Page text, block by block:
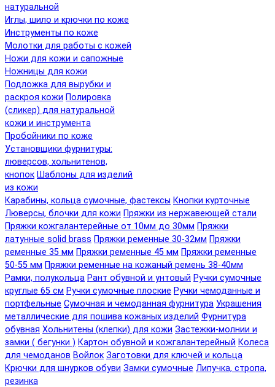
натуральной
Иглы, шило и крючки по коже
Инструменты по коже
Молотки для работы с кожей
Ножи для кожи и сапожные
Ножницы для кожи
Подложка для вырубки и
раскроя кожи Полировка
(сликер) для натуральной
кожи и инструмента
Пробойники по коже
Установщики фурнитуры:
люверсов, хольнитенов,
кнопок Шаблоны для изделий
из кожи
Карабины, кольца сумочные, фастексы Кнопки курточные
Люверсы, блочки для кожи Пряжки из нержавеющей стали
Пряжки кожгалантерейные от 10мм до 30мм Пряжки
латунные solid brass Пряжки ременные 30-32мм Пряжки
ременные 35 мм Пряжки ременные 45 мм Пряжки ременные
50-55 мм Пряжки ременные на кожаный ремень 38-40мм
Рамки, полукольца Рант обувной и унтовый Ручки сумочные
круглые 65 см Ручки сумочные плоские Ручки чемоданные и
портфельные Сумочная и чемоданная фурнитура Украшения
металлические для пошива кожаных изделий Фурнитура
обувная Хольнитены (клепки) для кожи Застежки-молнии и
замки ( бегунки ) Картон обувной и кожгалантерейный Колеса
для чемоданов Войлок Заготовки для ключей и кольца
Крючки для шнурков обуви Замки сумочные Липучка, стропа,
резинка